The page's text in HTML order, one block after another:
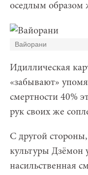
оседлым образом
Вайорани
Идиллическая
«забывают»
смертности 40%
рук своих же
С другой
культуры Дзёмон
насильственная